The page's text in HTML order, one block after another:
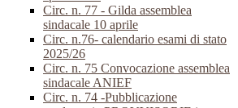
Circ. n. 77 - Gilda assemblea
sindacale 10 aprile
Circ. n.76- calendario esami di stato
2025/26
Circ. n. 75 Convocazione assemblea
sindacale ANIEF
Circ. n. 74 -Pubblicazione